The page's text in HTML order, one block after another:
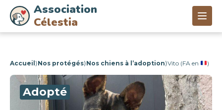
Association
Célestia
Accueil ⟩Nos protégés⟩Nos chiens à l’adoption⟩Vito (FA en )
Adopté